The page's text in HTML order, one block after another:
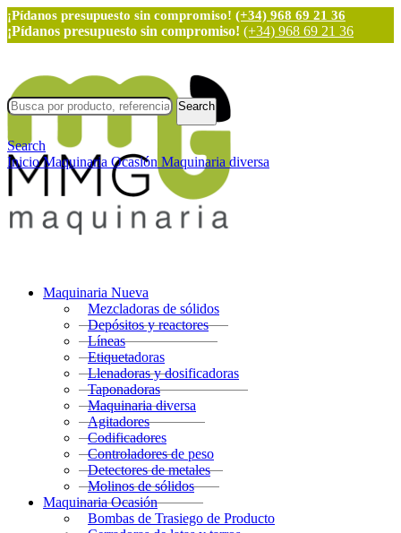
¡Pídanos presupuesto sin compromiso! (+34) 968 69 21 36
¡Pídanos presupuesto sin compromiso! (+34) 968 69 21 36
Maquinaria Nueva
Mezcladoras de sólidos
Depósitos y reactores
Líneas
Etiquetadoras
Llenadoras y dosificadoras
Taponadoras
Maquinaria diversa
Agitadores
Codificadores
Controladores de peso
Detectores de metales
Molinos de sólidos
Maquinaria Ocasión
Bombas de Trasiego de Producto
Search
Search
InicioMaquinaria Ocasión Maquinaria diversa